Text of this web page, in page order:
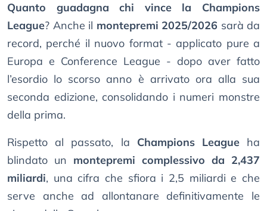
Quanto guadagna chi vince la Champions
League? Anche il montepremi 2025/2026 sarà da
record, perché il nuovo format - applicato pure a
Europa e Conference League - dopo aver fatto
l’esordio lo scorso anno è arrivato ora alla sua
seconda edizione, consolidando i numeri monstre
della prima.
Rispetto al passato, la Champions Leagueha
blindato un montepremi complessivo da 2,437
miliardi, una cifra che sfiora i 2,5 miliardi e che
serve anche ad allontanare definitivamente le